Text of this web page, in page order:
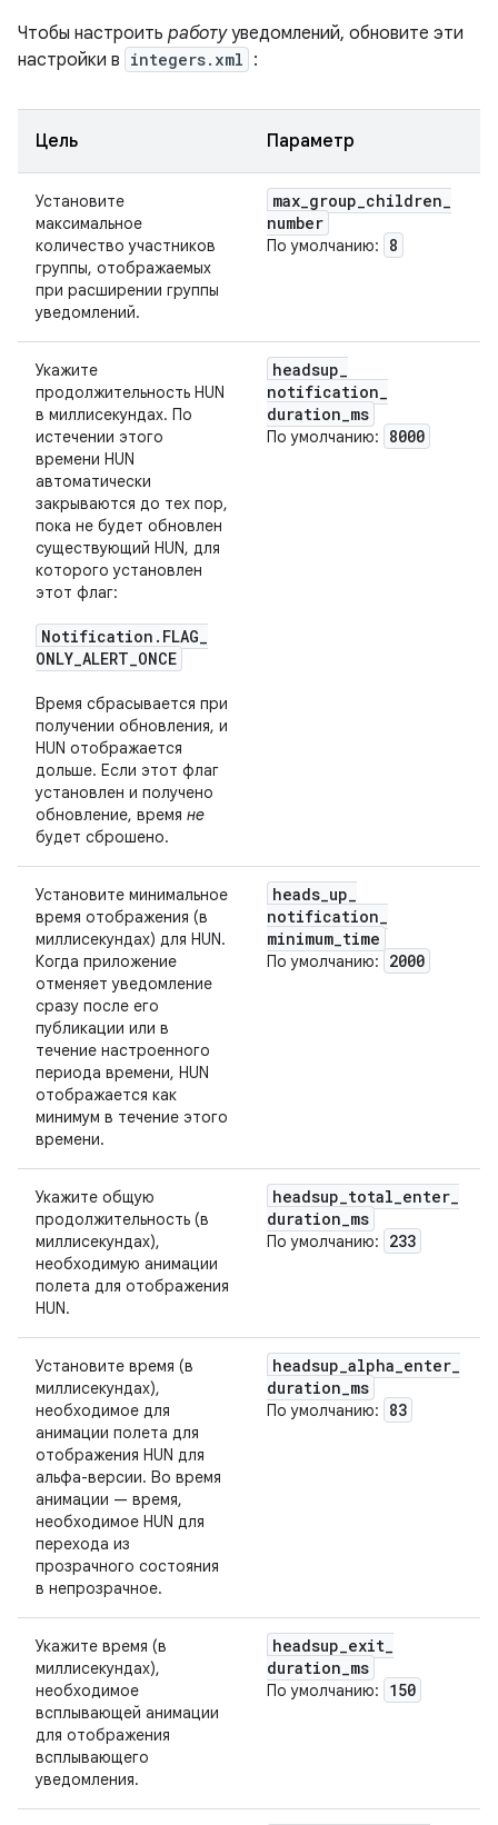
Чтобы настроить работууведомлений, обновите эти
настройки в integers.xml :
Цель Параметр
Установите
максимальное
количество участников
группы, отображаемых
при расширении группы
уведомлений.
max_group_children_
number
По умолчанию: 8
Укажите
продолжительность HUN
в миллисекундах. По
истечении этого
времени HUN
автоматически
закрываются до тех пор,
пока не будет обновлен
существующий HUN, для
которого установлен
этот флаг:
Notification . FLAG_
ONLY_ALERT_ONCE
Время сбрасывается при
получении обновления, и
HUN отображается
дольше. Если этот флаг
установлен и получено
обновление, время не
будет сброшено.
headsup_
notification_
duration_ms
По умолчанию: 8000
Установите минимальное
время отображения (в
миллисекундах) для HUN.
Когда приложение
отменяет уведомление
сразу после его
публикации или в
течение настроенного
периода времени, HUN
отображается как
минимум в течение этого
времени.
heads_up_
notification_
minimum_time
По умолчанию: 2000
Укажите общую
продолжительность (в
миллисекундах),
необходимую анимации
полета для отображения
HUN.
headsup_total_enter_
duration_ms
По умолчанию: 233
Установите время (в
миллисекундах),
необходимое для
анимации полета для
отображения HUN для
альфа-версии. Во время
анимации — время,
необходимое HUN для
перехода из
прозрачного состояния
в непрозрачное.
headsup_alpha_enter_
duration_ms
По умолчанию: 83
Укажите время (в
миллисекундах),
необходимое
всплывающей анимации
для отображения
всплывающего
уведомления.
headsup_exit_
duration_ms
По умолчанию: 150